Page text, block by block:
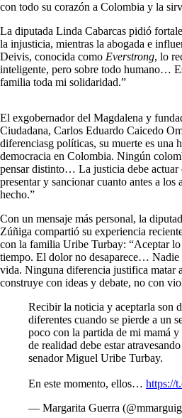
con todo su corazón a Colombia y la
La diputada Linda Cabarcas pidió
la injusticia, mientras la abogada e
Deivis, conocida como Everstrong, lo
inteligente, pero sobre todo humano…
familia toda mi solidaridad.”
El exgobernador del Magdalena y
Ciudadana, Carlos Eduardo Caicedo
diferenciasg políticas, su muerte es una
democracia en Colombia. Ningún
pensar distinto… La justicia debe actuar
presentar y sancionar cuanto antes a los
hecho.”
Con un mensaje más personal, la
Zúñiga compartió su experiencia
con la familia Uribe Turbay: “Aceptar
tiempo. El dolor no desaparece… Nadie
vida. Ninguna diferencia justifica matar
construye con ideas y debate, no con
Recibir la noticia y aceptarla son
diferentes cuando se pierde a un
poco con la partida de mi mamá y
de realidad debe estar
senador Miguel Uribe Turbay.
En este momento, ellos… https://
— Margarita Guerra